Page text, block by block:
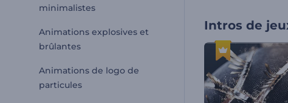
minimalistes
Animations explosives et
brûlantes
Animations de logo de
particules
Intros de